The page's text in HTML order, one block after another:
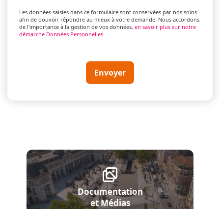
Les données saisies dans ce formulaire sont conservées par nos soins
afin de pouvoir répondre au mieux à votre demande. Nous accordons
de l'importance à la gestion de vos données, en savoir plus sur notre
démarche Données Personnelles.
Envoyer
Documentation
et Médias